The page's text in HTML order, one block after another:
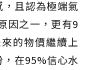
且認為極端氣
因之一，更有9
的物價繼續上
在95%信心水